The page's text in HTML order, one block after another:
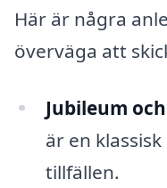
Här är några
överväga att
Jubileum
är en
tillfällen.